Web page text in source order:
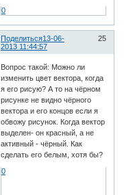
0
Поделиться 25
13-06-
2013 11:44:57
Вопрос такой: Можно ли
изменить цвет вектора, когда
я его рисую? А то на чёрном
рисунке не видно чёрного
вектора и его концов если я
обвожу рисунок. Когда вектор
выделен- он красный, а не
активный - чёрный. Как
сделать его белым, хотя бы?
0